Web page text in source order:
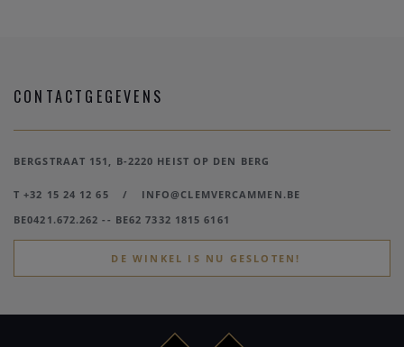
CONTACTGEGEVENS
BERGSTRAAT 151, B-2220 HEIST OP DEN BERG
T +32 15 24 12 65 /
INFO@CLEMVERCAMMEN.BE
BE0421.672.262 -- BE62 7332 1815 6161
DE WINKEL IS NU GESLOTEN!